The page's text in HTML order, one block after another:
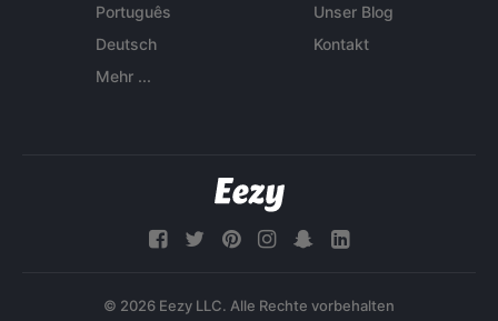
Português
Deutsch
Mehr ...
Unser Blog
Kontakt
© 2026 Eezy LLC. Alle Rechte vorbehalten